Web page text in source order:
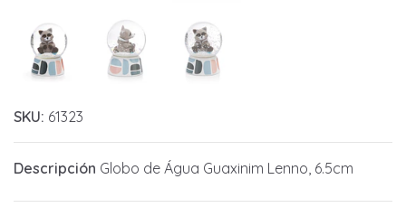
SKU: 61323
Descripción Globo de Água Guaxinim Lenno, 6.5cm